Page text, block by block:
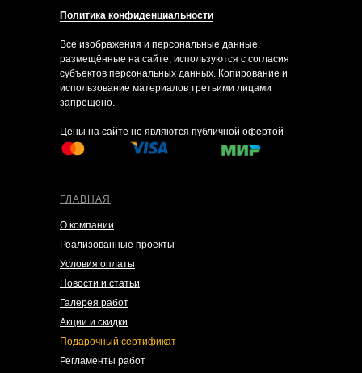
ГЛАВНАЯ
О компании
Реализованные проекты
Условия оплаты
Новости и статьи
Галерея работ
Акции и скидки
Подарочный сертификат
Регламенты работ
Политика конфиденциальности
Все изображения и персональные данные,
размещённые на сайте, используются с согласия
субъектов персональных данных. Копирование и
использование материалов третьими лицами
запрещено.
Цены на сайте не являются публичной офертой